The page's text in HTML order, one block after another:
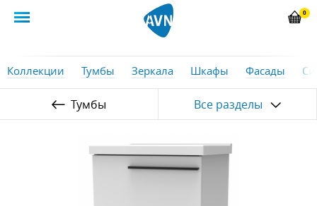
0
Коллекции Тумбы Зеркала Шкафы Фасады
Тумбы Все разделы